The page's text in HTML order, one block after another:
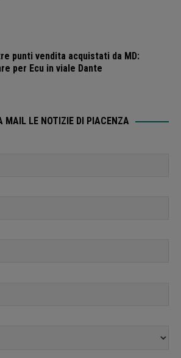
punti vendita acquistati da MD:
per Ecu in viale Dante
MAIL LE NOTIZIE DI PIACENZA